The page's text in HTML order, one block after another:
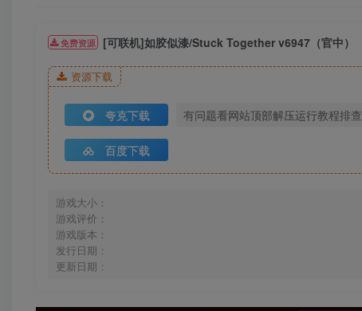
免费资源 [可联机]如胶似漆/Stuck Together v6947（官中）
资源下载
夸克下载 有问题看网站顶部解压运行教程排查
百度下载
游戏大小：
游戏评价：
游戏版本：
发行日期：
更新日期：